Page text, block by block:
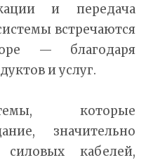
и передача
встречаются
— благодаря
и услуг.
которые
значительно
кабелей,